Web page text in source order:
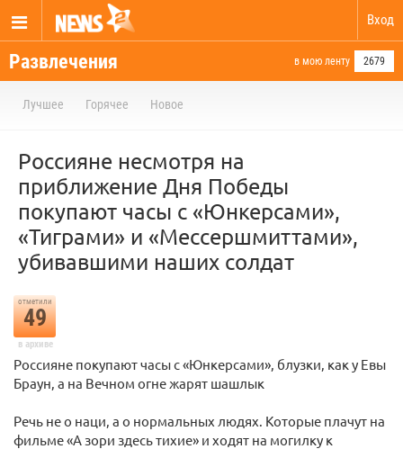
Вход
Развлечения в мою ленту 2679
Лучшее Горячее Новое
Россияне несмотря на
приближение Дня Победы
покупают часы с «Юнкерсами»,
«Тиграми» и «Мессершмиттами»,
убивавшими наших солдат
отметили
49
в архиве
Россияне покупают часы с «Юнкерсами», блузки, как у Евы
Браун, а на Вечном огне жарят шашлык
Речь не о наци, а о нормальных людях. Которые плачут на
фильме «А зори здесь тихие» и ходят на могилку к